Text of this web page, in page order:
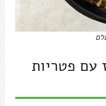
עם פטריות